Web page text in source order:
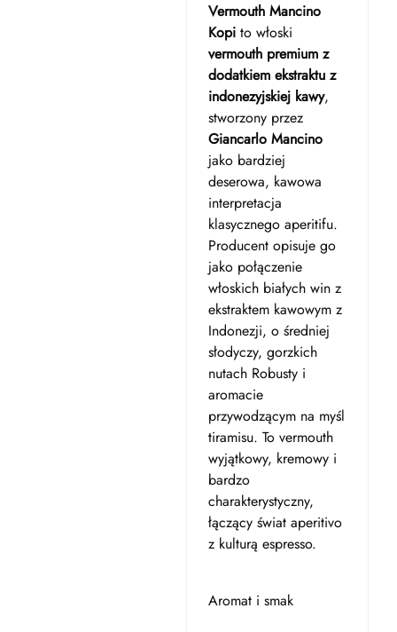
Vermouth Mancino
Kopito włoski
vermouth premium z
dodatkiem ekstraktu z
indonezyjskiej kawy,
stworzony przez
Giancarlo Mancino
jako bardziej
deserowa, kawowa
interpretacja
klasycznego aperitifu.
Producent opisuje go
jako połączenie
włoskich białych win z
ekstraktem kawowym z
Indonezji, o średniej
słodyczy, gorzkich
nutach Robusty i
aromacie
przywodzącym na myśl
tiramisu. To vermouth
wyjątkowy, kremowy i
bardzo
charakterystyczny,
łączący świat aperitivo
z kulturą espresso.
Aromat i smak